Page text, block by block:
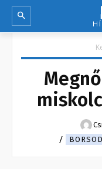
BORSOD